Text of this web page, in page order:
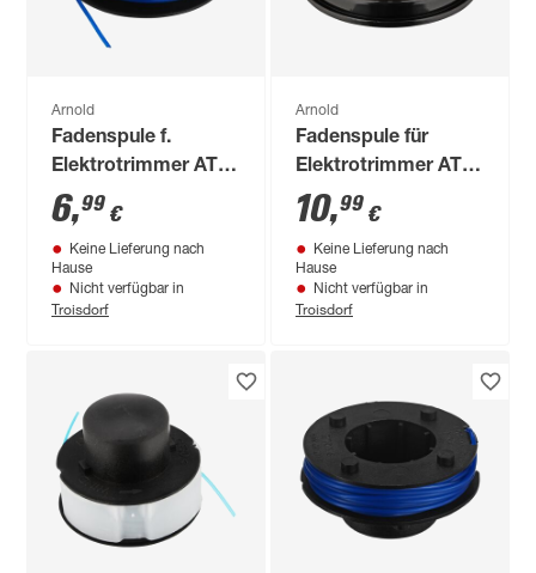
Arnold
Fadenspule f.
Elektrotrimmer AT
8.1
6,99 €
Keine Lieferung nach
Hause
Nicht verfügbar in
Troisdorf
Arnold
Fadenspule für
Elektrotrimmer AT
9.3
10,99 €
Keine Lieferung nach
Hause
Nicht verfügbar in
Troisdorf